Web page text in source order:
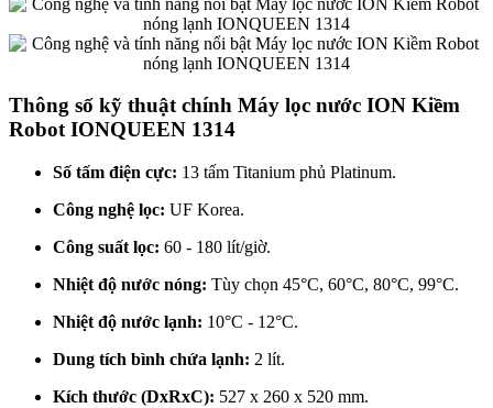
Thông số kỹ thuật chính Máy lọc nước ION Kiềm
Robot IONQUEEN 1314
Số tấm điện cực: 13 tấm Titanium phủ Platinum.
Công nghệ lọc: UF Korea.
Công suất lọc: 60 - 180 lít/giờ.
Nhiệt độ nước nóng: Tùy chọn 45°C, 60°C, 80°C, 99°C.
Nhiệt độ nước lạnh: 10°C - 12°C.
Dung tích bình chứa lạnh: 2 lít.
Kích thước (DxRxC): 527 x 260 x 520 mm.